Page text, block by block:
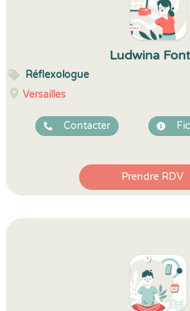
Ludwina
Réflexologue
Versailles
Contacter
Prendre RDV